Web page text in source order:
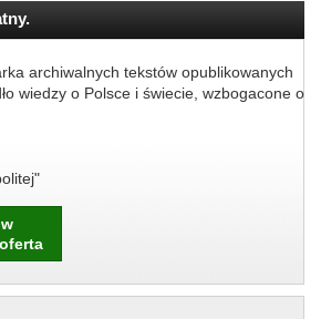
archiwalnych tekstów opublikowanych
wiedzy o Polsce i świecie, wzbogacone o